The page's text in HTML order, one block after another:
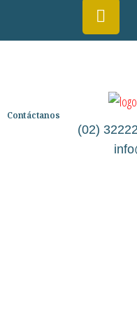
Contáctanos
(02)